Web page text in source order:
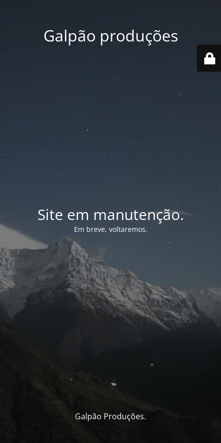
Galpão produções
Site em manutenção.
Em breve, voltaremos.
Galpão Produções.